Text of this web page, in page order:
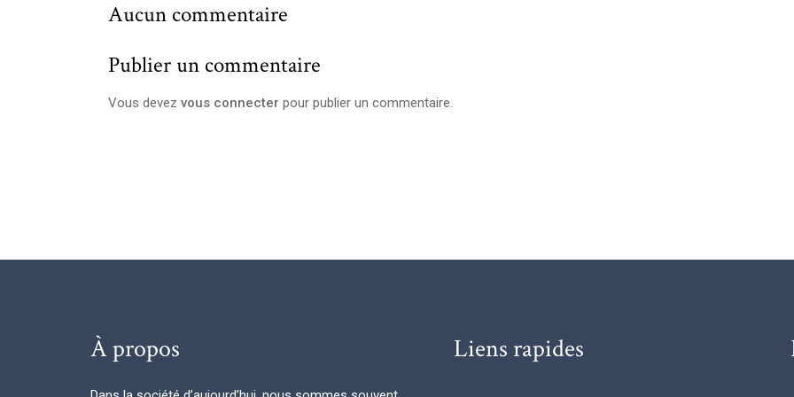
Aucun commentaire
Publier un commentaire
Vous devez vous connecter pour publier un commentaire.
À propos Liens rapides